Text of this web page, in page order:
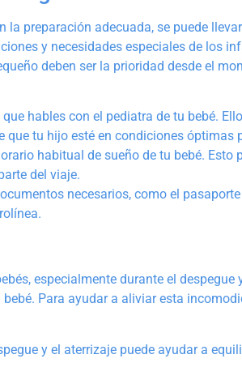
preparación adecuada, se puede
y necesidades especiales de los
deben ser la prioridad desde el
hables con el pediatra de tu bebé.
tu hijo esté en condiciones óptimas
habitual de sueño de tu bebé. Esto
del viaje.
necesarios, como el
especialmente durante el despegue
Para ayudar a aliviar esta
y el aterrizaje puede ayudar a